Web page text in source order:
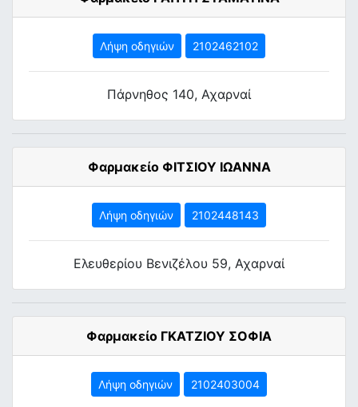
Λήψη οδηγιών 2102462102
Πάρνηθος 140, Αχαρναί
Φαρμακείο ΦΙΤΣΙΟΥ ΙΩΑΝΝΑ
Λήψη οδηγιών 2102448143
Ελευθερίου Βενιζέλου 59, Αχαρναί
Φαρμακείο ΓΚΑΤΖΙΟΥ ΣΟΦΙΑ
Λήψη οδηγιών 2102403004